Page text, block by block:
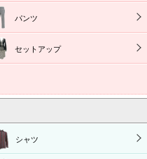
パンツ
セットアップ
シャツ